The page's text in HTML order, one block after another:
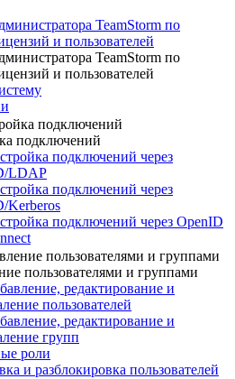
TeamStorm по
и пользователей
TeamStorm по
и пользователей
подключений
подключений
подключений через
LDAP
подключений через
Kerberos
подключений через OpenID
пользователями и группами
пользователями и группами
редактирование и
пользователей
редактирование и
групп
роли
и разблокировка пользователей